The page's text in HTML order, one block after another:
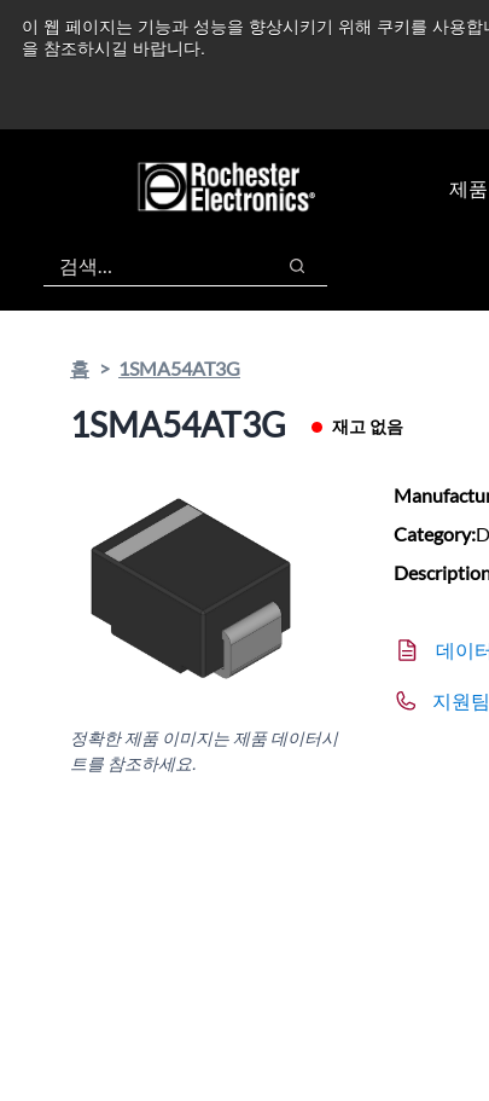
이 웹 페이지는 기능과 성능을 향상시키기 위해 쿠키를 사용
을 참조하시길 바랍니다.
츠
건
중동 지역 상황
제품
검색
검색
홈 1SMA54AT3G
1SMA54AT3G 재고 없음
정확한 제품 이미지는 제품 데이터시
트를 참조하세요.
Category:
데이
지원